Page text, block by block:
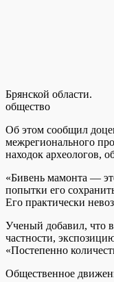
Брянской области.
общество
Об этом сообщил
межрегионального
находок археологов,
«Бивень мамонта —
попытки его
Его практически
Ученый добавил, что
частности,
«Постепенно
Общественное